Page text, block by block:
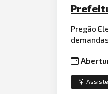
Pregão